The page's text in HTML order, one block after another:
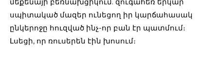
սպիտակած մազեր ունեցող իր կարճահասակ
ընկերոջը հուզված ինչ-որ բան էր պատմում։
Լսեցի, որ ռուսերեն էին խոսում։